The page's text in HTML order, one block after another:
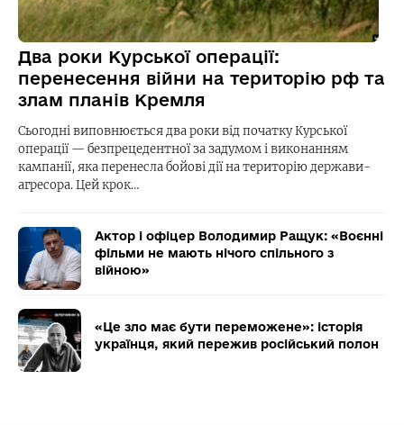
Два роки Курської операції:
перенесення війни на територію рф та
злам планів Кремля
Сьогодні виповнюється два роки від початку Курської
операції — безпрецедентної за задумом і виконанням
кампанії, яка перенесла бойові дії на територію держави-
агресора. Цей крок…
Актор і офіцер Володимир Ращук: «Воєнні
фільми не мають нічого спільного з
війною»
«Це зло має бути переможене»: історія
українця, який пережив російський полон